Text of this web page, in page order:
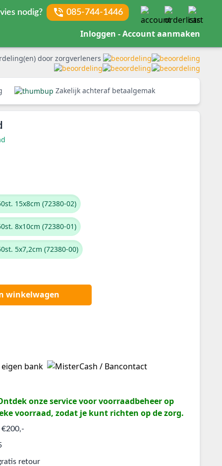
nodig? 085-744-1446
Inloggen - Account aanmaken
door zorgverleners
Zakelijk achteraf betaalgemak
15x8cm (72380-02)
8x10cm (72380-01)
5x7,2cm (72380-00)
winkelwagen
onze service voor voorraadbeheer op
voorraad, zodat je kunt richten op de zorg.
€200,-
retour